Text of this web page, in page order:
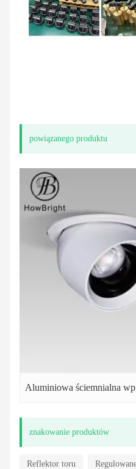
powiązanego produktu
znakowanie produktów
Reflektor toru